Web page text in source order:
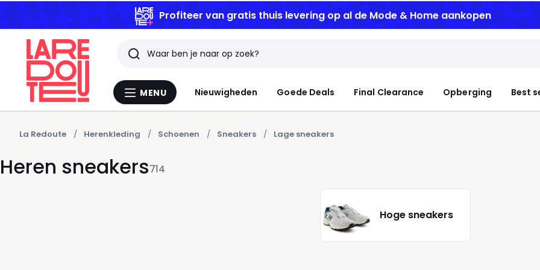
Profiteer van gratis thuis leveringop al de Mode & Home aankopen
Menu
MENU Nieuwigheden Goede Deals Final Clearance Opberging Best
Zoeken
Laatst
bekeken
artikelen
La Redoute Herenkleding Schoenen Sneakers Lage sneakers
Heren sneakers714
Hoge sneakers